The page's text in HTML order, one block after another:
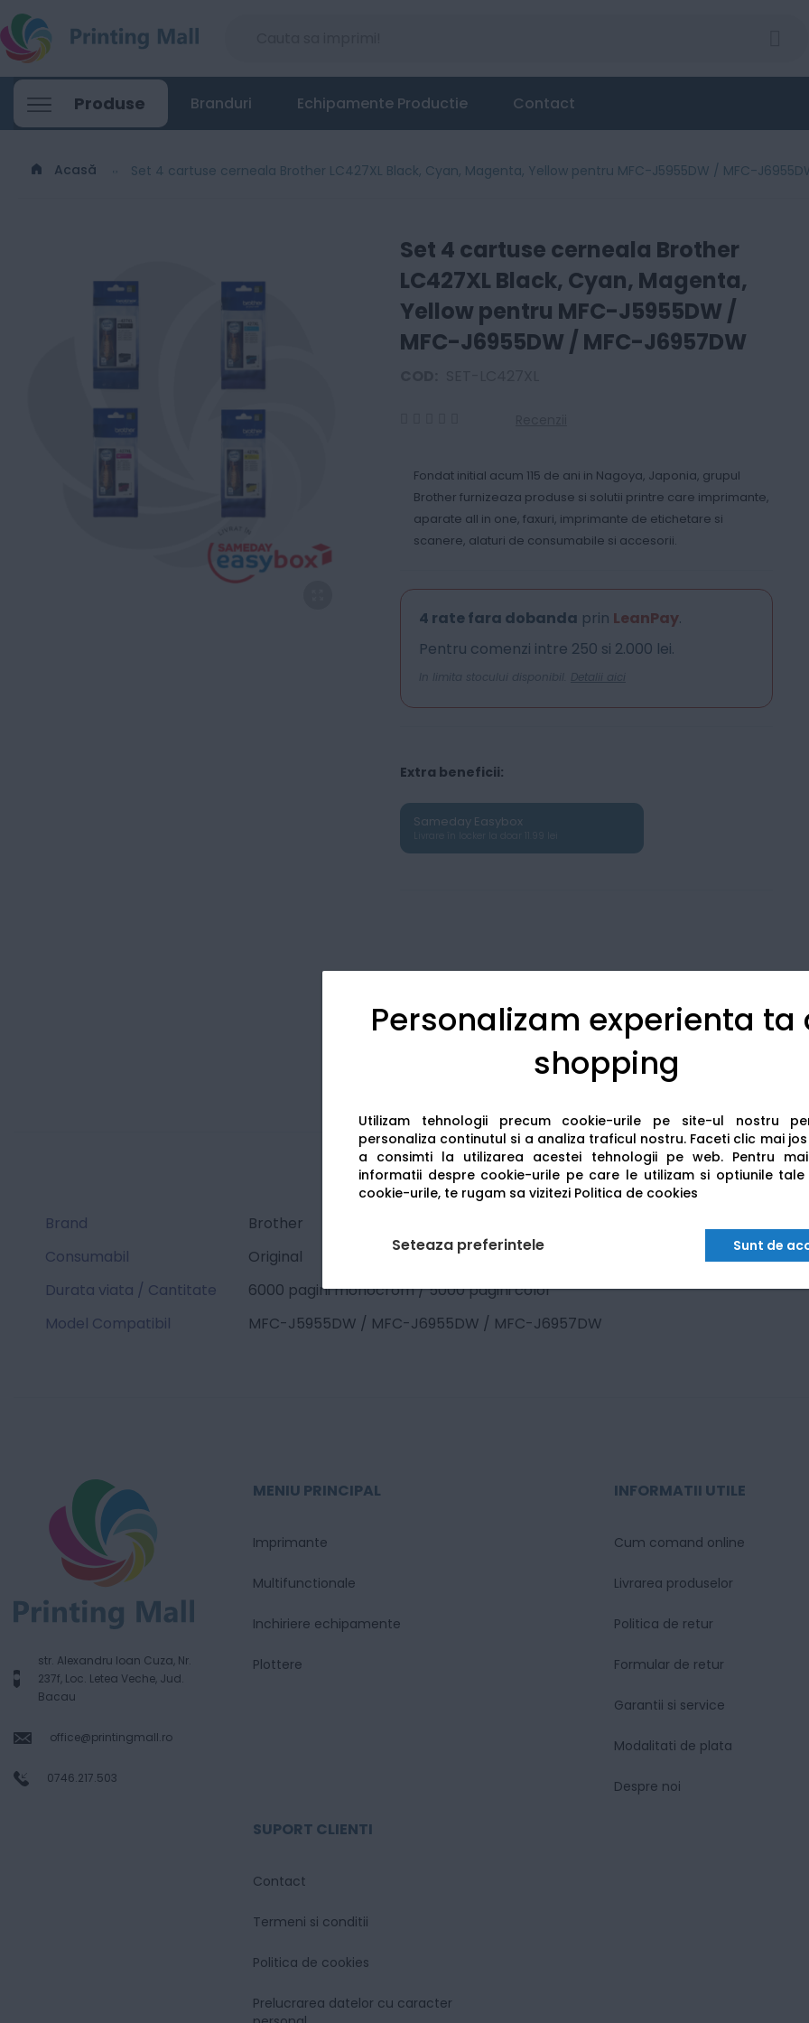
Personalizam experienta ta
shopping
Utilizam tehnologii precum cookie-urile pe site-ul nostru
personaliza continutul si a analiza traficul nostru. Faceti clic mai
a consimti la utilizarea acestei tehnologii pe web. Pentru
informatii despre cookie-urile pe care le utilizam si optiunile tale
cookie-urile, te rugam sa vizitezi Politica de cookies
Seteaza preferintele Sunt de
Produse Branduri Echipamente Productie Contact
Acasă Set 4 cartuse cerneala Brother LC427XL Black, Cyan, Magenta, Yellow pentru MFC-J5955DW / MFC-
Set 4 cartuse cerneala Brother
LC427XL Black, Cyan, Magenta,
Yellow pentru MFC-J5955DW /
MFC-J6955DW / MFC-J6957DW
Fondat initial acum 115 de ani in Nagoya, Japonia, grupul
Brother furnizeaza produse si solutii printre care imprimante,
aparate all in one, faxuri, imprimante de etichetare si
scanere, alaturi de consumabile si accesorii.
4 rate fara dobanda prin LeanPay.
Pentru comenzi intre 250 si 2.000 lei.
In limita stocului disponibil. Detalii aici
Extra beneficii:
Sameday Easybox
Set 4 cartuse cerneala Brother LC427XL Black, Cyan, Magenta, Yellow pentru MFC-J5955DW /
1390 00Lei
Brand
Brother
Consumabil
Original
Durata viata / Cantitate
6000 pagini monocrom / 5000 pagini color
Model Compatibil
MFC-J5955DW / MFC-J6955DW / MFC-J6957DW
str. Alexandru Ioan Cuza, Nr.
237f, Loc. Letea Veche, Jud.
Bacau
office@printingmall.ro
0746.217.503
MENIU PRINCIPAL
Imprimante
Multifunctionale
Inchiriere echipamente
Plottere
INFORMATII UTILE
Cum comand online
Livrarea produselor
Politica de retur
Formular de retur
Garantii si service
Modalitati de plata
Despre noi
SUPORT CLIENTI
Contact
Termeni si conditii
Politica de cookies
Prelucrarea datelor cu caracter